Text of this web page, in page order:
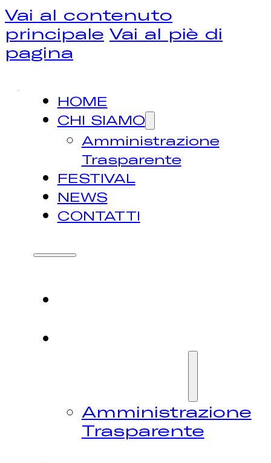
Vai al contenuto
principale Vai al piè di
pagina
HOME
CHI SIAMO
Amministrazione
Trasparente
FESTIVAL
NEWS
CONTATTI
Amministrazione
Trasparente